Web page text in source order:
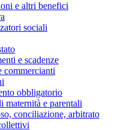
e altri benefici
sociali
e scadenze
commercianti
obbligatorio
maternità e parentali
conciliazione, arbitrato